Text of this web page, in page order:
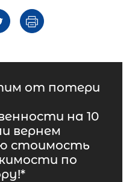
от потери
на 10
вернем
стоимость
по